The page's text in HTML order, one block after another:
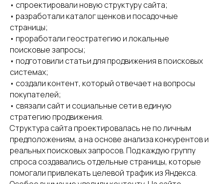
• спроектировали новую структуру сайта;
• разработали каталог щенков и посадочные
страницы;
• проработали геостратегию и локальные
поисковые запросы;
• подготовили статьи для продвижения в поисковых
системах;
• создали контент, который отвечает на вопросы
покупателей;
• связали сайт и социальные сети в единую
стратегию продвижения.
Структура сайта проектировалась не по личным
предположениям, а на основе анализа конкурентов и
реальных поисковых запросов. Под каждую группу
спроса создавались отдельные страницы, которые
помогали привлекать целевой трафик из Яндекса.